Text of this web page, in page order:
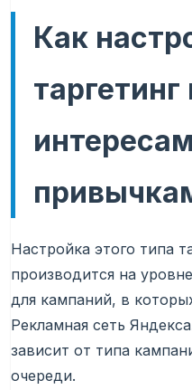
Как
Настройка этого типа
производится на
для кампаний, в
Рекламная сеть
зависит от типа
очереди.